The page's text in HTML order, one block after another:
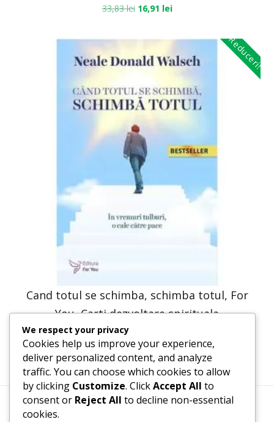
33,83lei 16,91 lei
Reduceri!
Cand totul se schimba, schimba totul, For
You, Carti dezvoltare spirituala
31,71lei
Termeni, Condiții & Protecția Datelor (GDPR)
We respect your privacy
Cookies help us improve your experience,
deliver personalized content, and analyze
traffic. You can choose which cookies to allow
by clicking Customize. ClickAccept All to
consent or Reject All to decline non-essential
cookies.